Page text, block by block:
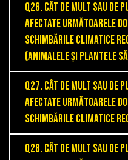
Q26. Cât de mult sau
afectate următoarele
schimbările climatice
(animalele și plantele
Q27. Cât de mult sau
afectate următoarele
schimbările climatice
Q28. Cât de mult sau